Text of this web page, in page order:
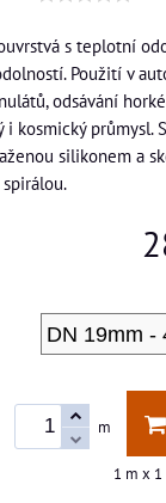
s teplotní
Použití v
odsávání
i kosmický průmysl.
silikonem a
m
1 m x 1